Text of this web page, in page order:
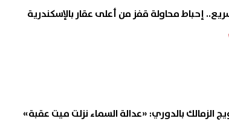
إحباط محاولة قفز من أعلى عقار بالإسكندرية
الزمالك بالدوري: «عدالة السماء نزلت ميت عقبة»